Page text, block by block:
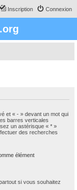
Connexion
Inscription
et « - » devant un mot qui
barres verticales
un astérisque « * »
des recherches
élément
si vous souhaitez